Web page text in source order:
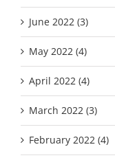
June 2022 (3)
May 2022 (4)
April 2022 (4)
March 2022 (3)
February 2022 (4)